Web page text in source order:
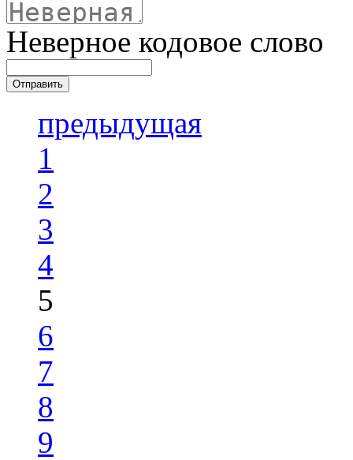
Неверное кодовое слово
предыдущая
1
2
3
4
5
6
7
8
9